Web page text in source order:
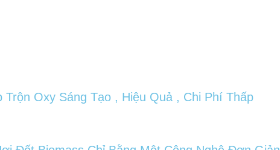
Oxy Sáng Tạo , Hiệu Quả , Chi Phí Thấp